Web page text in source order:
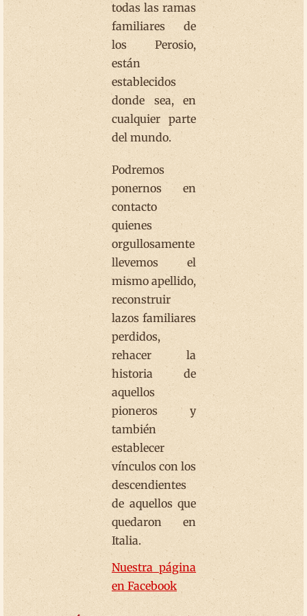
todas las ramas
familiares de
los Perosio,
están
establecidos
donde sea, en
cualquier parte
del mundo.
Podremos
ponernos en
contacto
quienes
orgullosamente
llevemos el
mismo apellido,
reconstruir
lazos familiares
perdidos,
rehacer la
historia de
aquellos
pioneros y
también
establecer
vínculos con los
descendientes
de aquellos que
quedaron en
Italia.
Nuestra página
en Facebook